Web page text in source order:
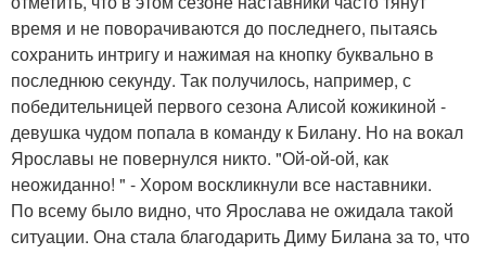
время и не поворачиваются до последнего, пытаясь
сохранить интригу и нажимая на кнопку буквально в
последнюю секунду. Так получилось, например, с
победительницей первого сезона Алисой кожикиной -
девушка чудом попала в команду к Билану. Но на вокал
Ярославы не повернулся никто. "Ой-ой-ой, как
неожиданно! " - Хором воскликнули все наставники.
По всему было видно, что Ярослава не ожидала такой
ситуации. Она стала благодарить Диму Билана за то, что